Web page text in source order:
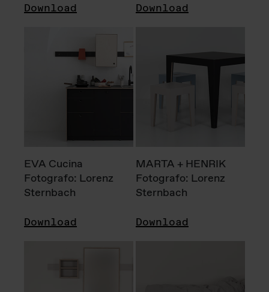
Download Download
EVA Cucina
Fotografo: Lorenz
Sternbach
Download
MARTA + HENRIK
Fotografo: Lorenz
Sternbach
Download